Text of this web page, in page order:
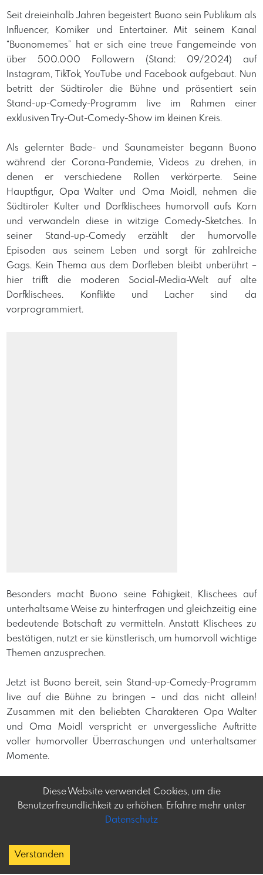
Seit dreieinhalb Jahren begeistert Buono sein Publikum als
Influencer, Komiker und Entertainer. Mit seinem Kanal
“Buonomemes” hat er sich eine treue Fangemeinde von
über 500.000 Followern (Stand: 09/2024) auf
Instagram, TikTok, YouTube und Facebook aufgebaut. Nun
betritt der Südtiroler die Bühne und präsentiert sein
Stand-up-Comedy-Programm live im Rahmen einer
exklusiven Try-Out-Comedy-Show im kleinen Kreis.
Als gelernter Bade- und Saunameister begann Buono
während der Corona-Pandemie, Videos zu drehen, in
denen er verschiedene Rollen verkörperte. Seine
Hauptfigur, Opa Walter und Oma Moidl, nehmen die
Südtiroler Kulter und Dorfklischees humorvoll aufs Korn
und verwandeln diese in witzige Comedy-Sketches. In
seiner Stand-up-Comedy erzählt der humorvolle
Episoden aus seinem Leben und sorgt für zahlreiche
Gags. Kein Thema aus dem Dorfleben bleibt unberührt –
hier trifft die moderen Social-Media-Welt auf alte
Dorfklischees. Konflikte und Lacher sind da
vorprogrammiert.
Besonders macht Buono seine Fähigkeit, Klischees auf
unterhaltsame Weise zu hinterfragen und gleichzeitig eine
bedeutende Botschaft zu vermitteln. Anstatt Klischees zu
bestätigen, nutzt er sie künstlerisch, um humorvoll wichtige
Themen anzusprechen.
Jetzt ist Buono bereit, sein Stand-up-Comedy-Programm
live auf die Bühne zu bringen – und das nicht allein!
Zusammen mit den beliebten Charakteren Opa Walter
und Oma Moidl verspricht er unvergessliche Auftritte
voller humorvoller Überraschungen und unterhaltsamer
Momente.
Diese Website verwendet Cookies, um die
Benutzerfreundlichkeit zu erhöhen. Erfahre mehr unter
Datenschutz
Verstanden
und mehr in Österreich
Kontakt: social@frey-tag.at